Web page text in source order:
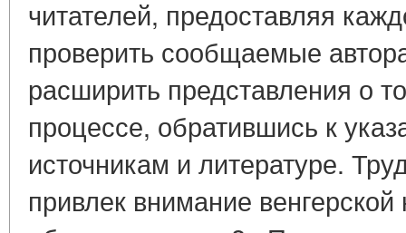
читателей, предоставляя
проверить сообщаемые
расширить представления о
процессе, обратившись к
источникам и литературе.
привлек внимание венгерской